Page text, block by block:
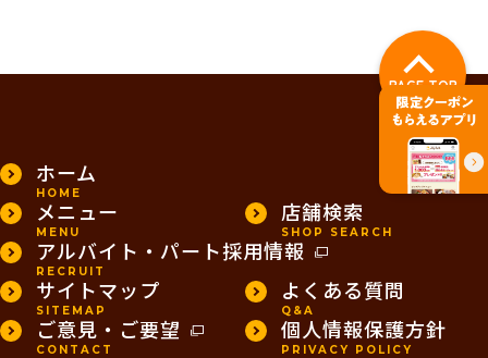
PAGE TOP
ホーム
HOME
メニュー
MENU
店舗検索
SHOP SEARCH
アルバイト・パート採用情報
RECRUIT
サイトマップ
SITEMAP
よくある質問
Q&A
ご意見・ご要望
CONTACT
個人情報保護方針
PRIVACY POLICY